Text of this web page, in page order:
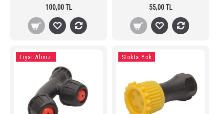
100,00 TL
55,00 TL
Fiyat Alınız. Stokta Yok